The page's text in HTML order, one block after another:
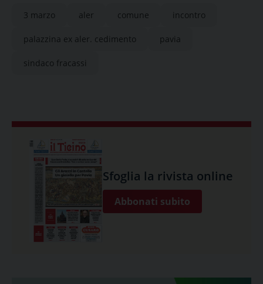
3 marzo aler comune incontro
palazzina ex aler. cedimento pavia
sindaco fracassi
Sfoglia la rivista online
Abbonati subito